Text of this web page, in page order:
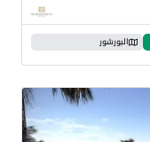
البورشور